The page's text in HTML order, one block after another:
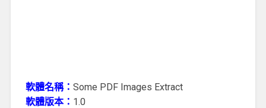
軟體名稱： Some PDF Images Extract
軟體版本： 1.0